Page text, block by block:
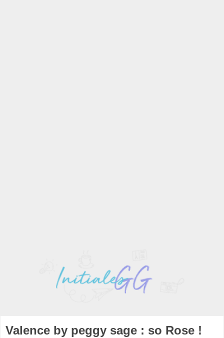
Valence by peggy sage : so Rose !